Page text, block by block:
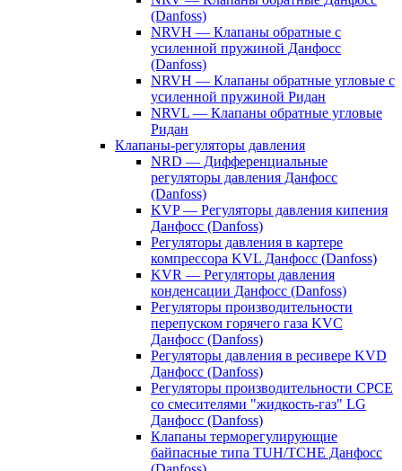
(Danfoss)
NRVH — Клапаны обратные с
усиленной пружиной Данфосс
(Danfoss)
NRVH — Клапаны обратные угловые с
усиленной пружиной Ридан
NRVL — Клапаны обратные угловые
Ридан
Клапаны-регуляторы давления
NRD — Дифференциальные
регуляторы давления Данфосс
(Danfoss)
KVP — Регуляторы давления кипения
Данфосс (Danfoss)
Регуляторы давления в картере
компрессора KVL Данфосс (Danfoss)
KVR — Регуляторы давления
конденсации Данфосс (Danfoss)
Регуляторы производительности
перепуском горячего газа KVC
Данфосс (Danfoss)
Регуляторы давления в ресивере KVD
Данфосс (Danfoss)
Регуляторы производительности CPCE
со смесителями "жидкость-газ" LG
Данфосс (Danfoss)
Клапаны терморегулирующие
байпасные типа TUH/TCHE Данфосс